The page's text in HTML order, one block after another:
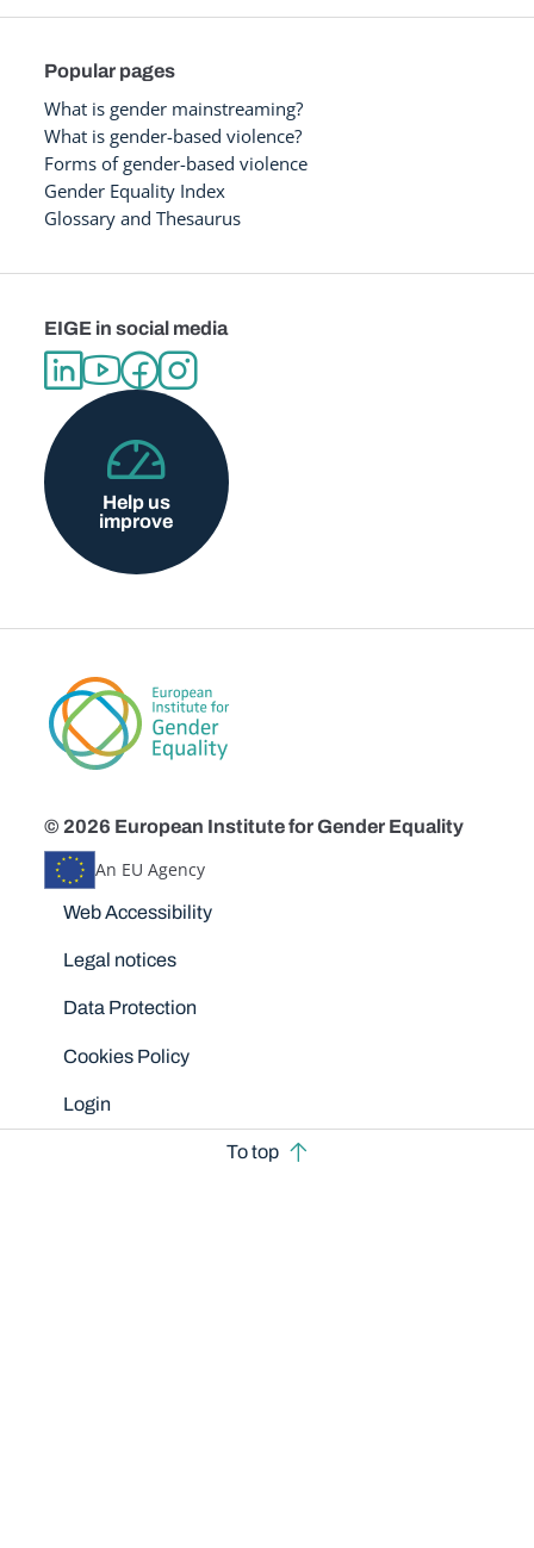
Popular pages
What is gender mainstreaming?
What is gender-based violence?
Forms of gender-based violence
Gender Equality Index
Glossary and Thesaurus
EIGE in social media
Help us
improve
© 2026 European Institute for Gender Equality
An EU Agency
Disclaimers
Web Accessibility
Legal notices
Data Protection
Cookies Policy
Login
To top